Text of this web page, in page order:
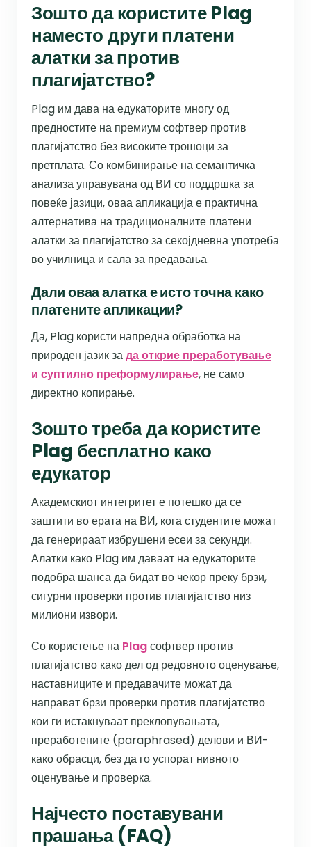
Зошто да користите Plag
наместо други платени
алатки за против
плагијатство?
Plag им дава на едукаторите многу од
предностите на премиум софтвер против
плагијатство без високите трошоци за
претплата. Со комбинирање на семантичка
анализа управувана од ВИ со поддршка за
повеќе јазици, оваа апликација е практична
алтернатива на традиционалните платени
алатки за плагијатство за секојдневна употреба
во училница и сала за предавања.
Дали оваа алатка е исто точна како
платените апликации?
Да, Plag користи напредна обработка на
природен јазик зада открие преработување
и суптилно преформулирање, не само
директно копирање.
Зошто треба да користите
Plag бесплатно како
едукатор
Академскиот интегритет е потешко да се
заштити во ерата на ВИ, кога студентите можат
да генерираат избрушени есеи за секунди.
Алатки како Plag им даваат на едукаторите
подобра шанса да бидат во чекор преку брзи,
сигурни проверки против плагијатство низ
милиони извори.
Со користење на Plagсофтвер против
плагијатство како дел од редовното оценување,
наставниците и предавачите можат да
направат брзи проверки против плагијатство
кои ги истакнуваат преклопувањата,
преработените (paraphrased) делови и ВИ-
како обрасци, без да го успорат нивното
оценување и проверка.​
Најчесто поставувани
прашања (FAQ)